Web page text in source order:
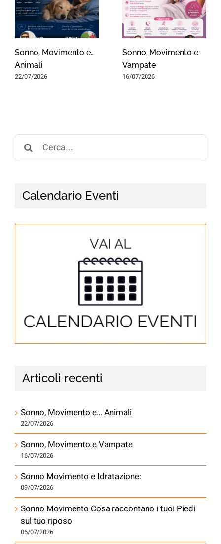
Sonno, Movimento e…
Animali
22/07/2026
Sonno, Movimento e
Vampate
16/07/2026
for:
Calendario Eventi
Articoli recenti
Sonno, Movimento e… Animali
22/07/2026
Sonno, Movimento e Vampate
16/07/2026
Sonno Movimento e Idratazione:
09/07/2026
Sonno Movimento Cosa raccontano i tuoi Piedi
sul tuo riposo
06/07/2026